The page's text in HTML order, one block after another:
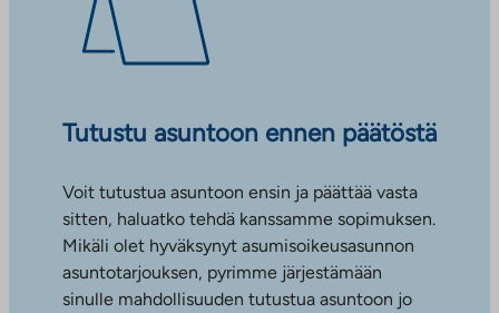
Tutustu asuntoon ennen päätöstä
Voit tutustua asuntoon ensin ja päättää vasta
sitten, haluatko tehdä kanssamme sopimuksen.
Mikäli olet hyväksynyt asumisoikeusasunnon
asuntotarjouksen, pyrimme järjestämään
sinulle mahdollisuuden tutustua asuntoon jo